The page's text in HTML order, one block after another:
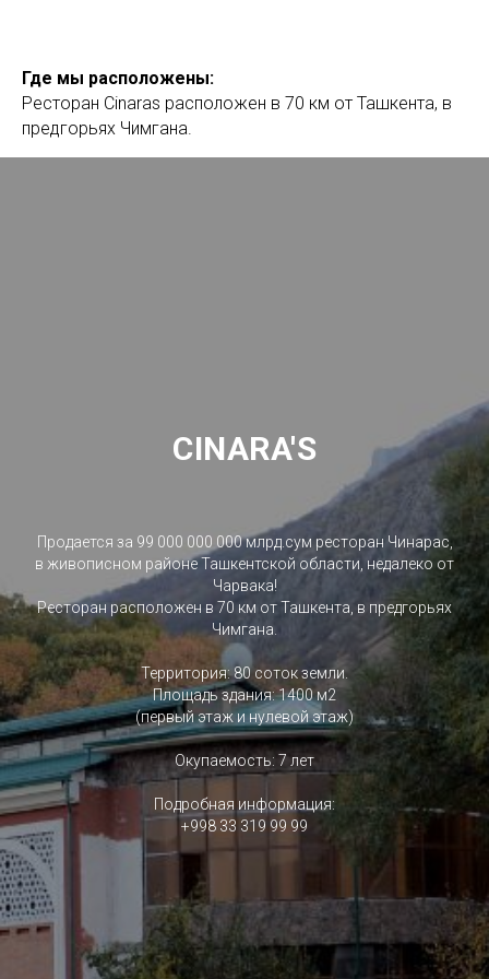
Где мы расположены:
Ресторан Cinaras расположен в 70 км от Ташкента, в
предгорьях Чимгана.
CINARA'S
Продается за 99 000 000 000 млрд.сум ресторан Чинарас,
в живописном районе Ташкентской области, недалеко от
Чарвака!
Ресторан расположен в 70 км от Ташкента, в предгорьях
Чимгана.
Территория: 80 соток земли.
Площадь здания: 1400 м2
(первый этаж и нулевой этаж)
Окупаемость: 7 лет
Подробная информация:
+998 33 319 99 99